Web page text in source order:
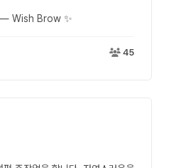
— Wish Brow ✨
45